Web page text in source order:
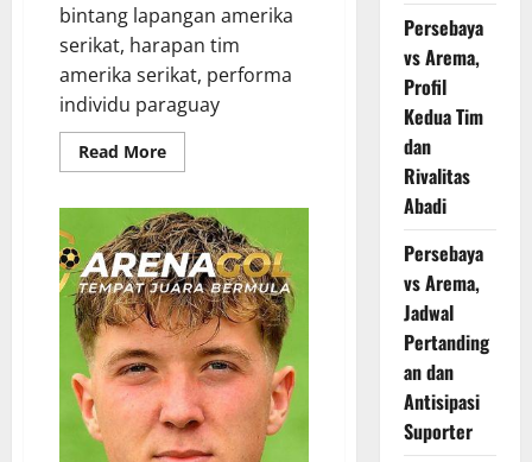
bintang lapangan amerika
serikat, harapan tim
amerika serikat, performa
individu paraguay
Read MoreRead
more
Amerika
Serikat,
Mampukah
Bintang
Muda
AS
Guncang
Pertahanan
Solid
Paraguay
dan
Jadi
Penentu
Nasib
Bangsa?
Persebaya
vs Arema,
Profil
Kedua Tim
dan
Rivalitas
Abadi
Persebaya
vs Arema,
Jadwal
Pertanding
an dan
Antisipasi
Suporter